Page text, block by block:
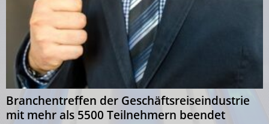
Branchentreffen der Geschäftsreiseindustrie
mit mehr als 5500 Teilnehmern beendet